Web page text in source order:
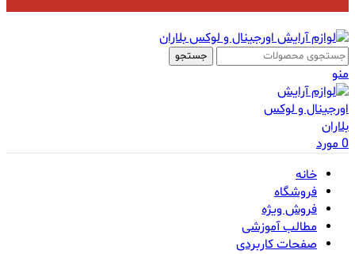
جستجو
منو
0مورد
خانه
فروشگاه
فروش ویژه
مطالب آموزشی
صفحات کاربردی